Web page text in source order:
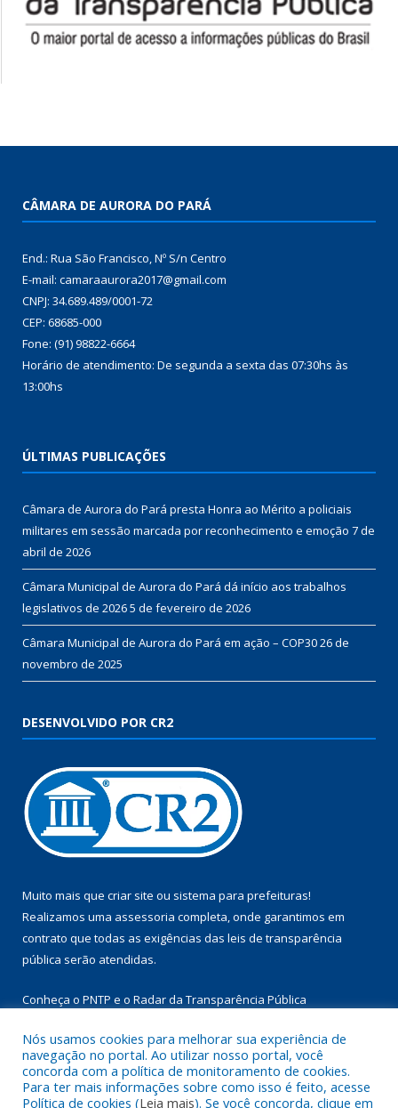
CÂMARA DE AURORA DO PARÁ
End.: Rua São Francisco, Nº S/n Centro
E-mail: camaraaurora2017@gmail.com
CNPJ: 34.689.489/0001-72
CEP: 68685-000
Fone: (91) 98822-6664
Horário de atendimento: De segunda a sexta das 07:30hs às
13:00hs
ÚLTIMAS PUBLICAÇÕES
Câmara de Aurora do Pará presta Honra ao Mérito a policiais
militares em sessão marcada por reconhecimento e emoção 7 de
abril de 2026
Câmara Municipal de Aurora do Pará dá início aos trabalhos
legislativos de 20265 de fevereiro de 2026
Câmara Municipal de Aurora do Pará em ação – COP3026 de
novembro de 2025
DESENVOLVIDO POR CR2
Muito mais que criar site ou sistema para prefeituras!
Realizamos uma assessoria completa, onde garantimos em
contrato que todas as exigências das leis de transparência
pública serão atendidas.
Conheça o PNTP e o Radar da Transparência Pública
Todos os direitos reservados a Câmara Municipal de Aurora do
Nós usamos cookies para melhorar sua experiência de
navegação no portal. Ao utilizar nosso portal, você
concorda com a política de monitoramento de cookies.
Para ter mais informações sobre como isso é feito, acesse
Política de cookies (Leia mais). Se você concorda, clique em